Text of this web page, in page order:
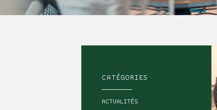
CATÉGORIES
ACTUALITÉS